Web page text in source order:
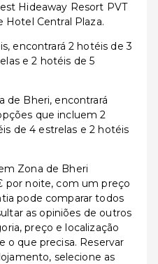
Hideaway Resort PVT
Hotel Central Plaza.
encontrará 2 hotéis de 3
e 2 hotéis de 5
de Bheri, encontrará
que incluem 2
de 4 estrelas e 2 hotéis
Zona de Bheri
por noite, com um preço
pode comparar todos
as opiniões de outros
preço e localização
o que precisa. Reservar
selecione as